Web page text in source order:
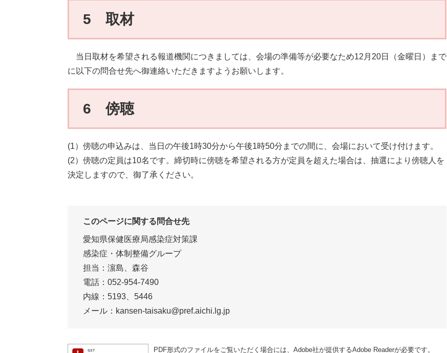
5 取材
当日取材を希望される報道機関につきましては、会場の準備等が必要なため12月20日（金曜日）まで
に以下の問合せ先へ御連絡いただきますようお願いします。
6 傍聴
(1）傍聴の申込みは、当日の午後1時30分から午後1時50分までの間に、会場において受け付けます。
(2）傍聴の定員は10名です。締切時に傍聴を希望される方が定員を超えた場合は、抽選により傍聴人を
決定しますので、御了承ください。
このページに関する問合せ先
愛知県保健医療局感染症対策課
感染症・体制整備グループ
担当：濵島、森谷
電話：052-954-7490
内線：5193、5446
メール：kansen-taisaku@pref.aichi.lg.jp
PDF形式のファイルをご覧いただく場合には、Adobe社が提供するAdobe Readerが必要です。